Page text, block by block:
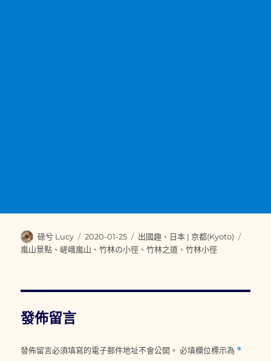
作
者
碌兮 Lucy
發
佈
2020-01-25
分
類
出國趣 、 日本 | 京都(Kyoto)
嵐山景點 、 嵯峨嵐山 、竹林の小徑 、竹林之道 、竹林小徑
發佈留言
發佈留言必須填寫的電子郵件地址不會公開。 必填欄位標示為 *